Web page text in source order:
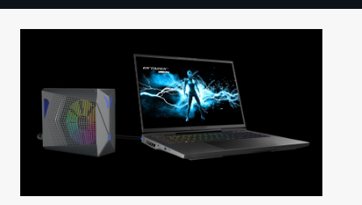
TECHBBS
KAUPPA
VAIHDA TEEMA